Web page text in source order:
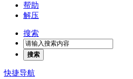
帮助
解压
搜索
搜索
快捷导航